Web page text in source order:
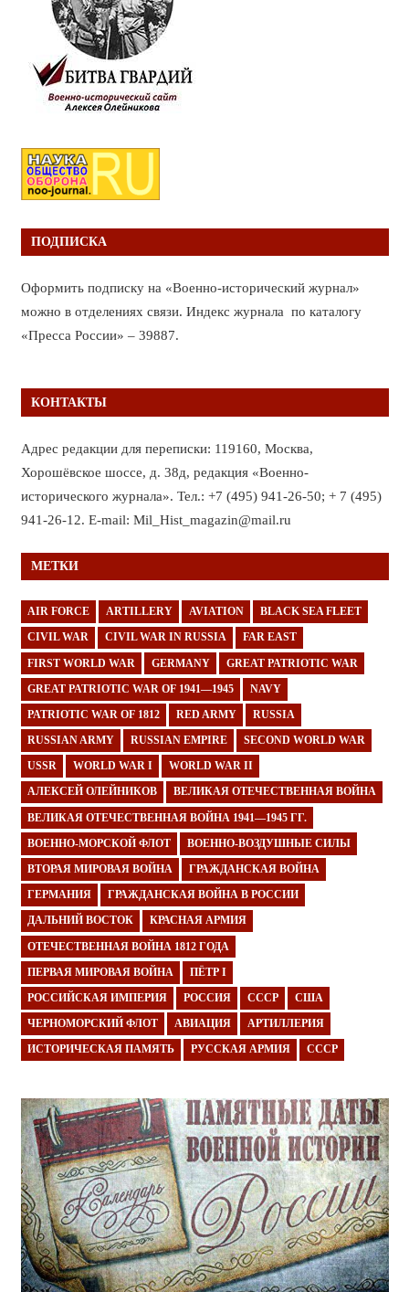
ПОДПИСКА
Оформить подписку на «Военно-исторический журнал»
можно в отделениях связи. Индекс журнала по каталогу
«Пресса России» – 39887.
КОНТАКТЫ
Адрес редакции для переписки: 119160, Москва,
Хорошёвское шоссе, д. 38д, редакция «Военно-
исторического журнала». Тел.: +7 (495) 941-26-50; + 7 (495)
941-26-12. E-mail: Mil_Hist_magazin@mail.ru
МЕТКИ
AIR FORCE ARTILLERY AVIATION BLACK SEA FLEET
CIVIL WAR CIVIL WAR IN RUSSIA FAR EAST
FIRST WORLD WAR GERMANY GREAT PATRIOTIC WAR
GREAT PATRIOTIC WAR OF 1941—1945 NAVY
PATRIOTIC WAR OF 1812 RED ARMY RUSSIA
RUSSIAN ARMY RUSSIAN EMPIRE SECOND WORLD WAR
USSR WORLD WAR I WORLD WAR II
АЛЕКСЕЙ ОЛЕЙНИКОВ ВЕЛИКАЯ ОТЕЧЕСТВЕННАЯ ВОЙНА
ВЕЛИКАЯ ОТЕЧЕСТВЕННАЯ ВОЙНА 1941—1945 ГГ.
ВОЕННО-МОРСКОЙ ФЛОТ ВОЕННО-ВОЗДУШНЫЕ СИЛЫ
ВТОРАЯ МИРОВАЯ ВОЙНА ГРАЖДАНСКАЯ ВОЙНА
ГЕРМАНИЯ ГРАЖДАНСКАЯ ВОЙНА В РОССИИ
ДАЛЬНИЙ ВОСТОК КРАСНАЯ АРМИЯ
ОТЕЧЕСТВЕННАЯ ВОЙНА 1812 ГОДА
ПЕРВАЯ МИРОВАЯ ВОЙНА ПЁТР I
РОССИЙСКАЯ ИМПЕРИЯ РОССИЯ СССР США
ЧЕРНОМОРСКИЙ ФЛОТ АВИАЦИЯ АРТИЛЛЕРИЯ
ИСТОРИЧЕСКАЯ ПАМЯТЬ РУССКАЯ АРМИЯ СССР